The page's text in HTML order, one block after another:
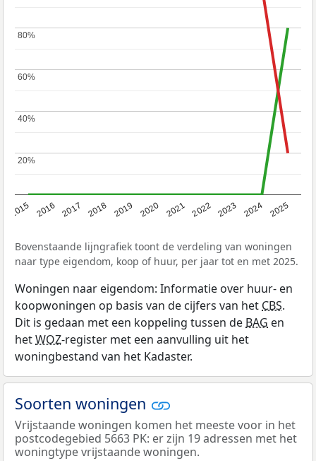
2015 2016 2017 2018 2019 2020 2021 2022 2023 2024 2025
20%
20%
40%
40%
60%
60%
80%
80%
Bovenstaande lijngrafiek toont de verdeling van woningen
naar type eigendom, koop of huur, per jaar tot en met 2025.
Woningen naar eigendom: Informatie over huur- en
koopwoningen op basis van de cijfers van het CBS.
Dit is gedaan met een koppeling tussen de BAG en
hetWOZ-register met een aanvulling uit het
woningbestand van het Kadaster.
Soorten woningen
Vrijstaande woningen komen het meeste voor in het
postcodegebied 5663 PK: er zijn 19 adressen met het
woningtype vrijstaande woningen.